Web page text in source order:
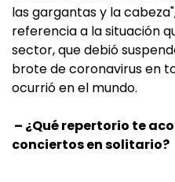
las gargantas y la
referencia a la situación
sector, que debió
brote de coronavirus en
ocurrió en el mundo.
– ¿Qué repertorio te
conciertos en solitario?